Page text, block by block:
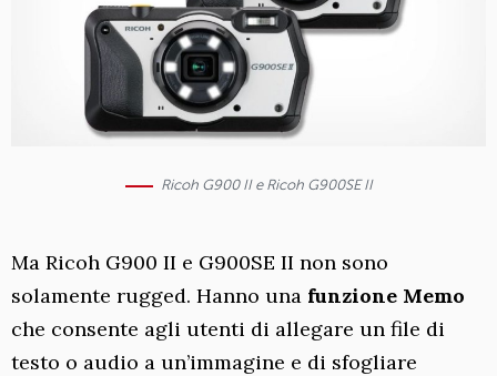
Ricoh G900 II e Ricoh G900SE II
Ma Ricoh G900 II e G900SE II non sono
solamente rugged. Hanno una funzione Memo
che consente agli utenti di allegare un file di
testo o audio a un’immagine e di sfogliare